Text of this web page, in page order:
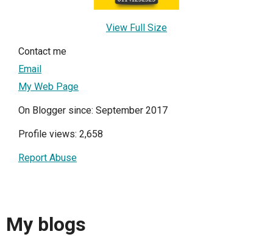
View Full Size
Contact me
Email
My Web Page
On Blogger since: September 2017
Profile views: 2,658
Report Abuse
My blogs